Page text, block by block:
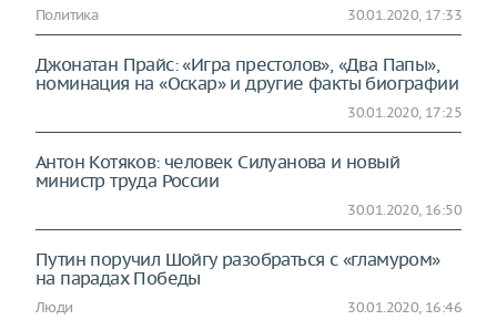
Политика 30.01.2020, 17:33
Джонатан Прайс: «Игра престолов», «Два Папы»,
номинация на «Оскар» и другие факты биографии
30.01.2020, 17:25
Антон Котяков: человек Силуанова и новый
министр труда России
30.01.2020, 16:50
Путин поручил Шойгу разобраться с «гламуром»
на парадах Победы
Люди 30.01.2020, 16:46